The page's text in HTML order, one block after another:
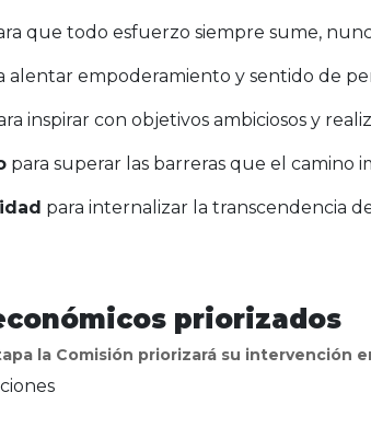
que todo esfuerzo siempre sume,
alentar empoderamiento y sentido de
inspirar con objetivos ambiciosos y
para superar las barreras que el camino
para internalizar la transcendencia
priorizados
la Comisión priorizará su intervención